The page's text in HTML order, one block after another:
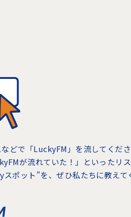
どで「LuckyFM」を流してくだ
が流れていた！」といったリ
ポット”を、ぜひ私たちに教えて